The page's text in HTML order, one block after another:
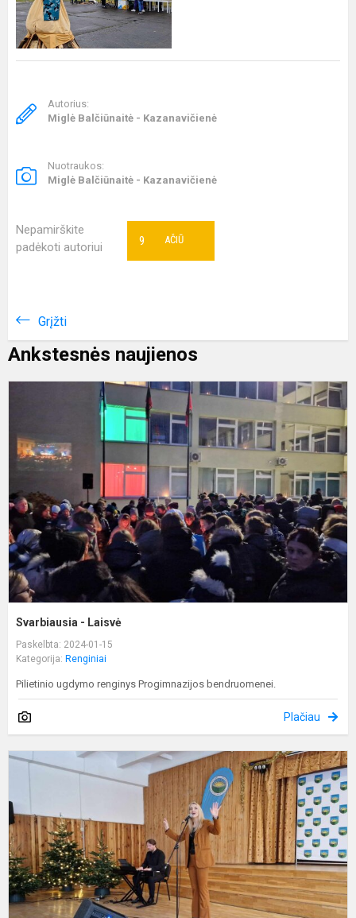
Autorius:
Miglė Balčiūnaitė - Kazanavičienė
Nuotraukos:
Miglė Balčiūnaitė - Kazanavičienė
Nepamirškite
padėkoti autoriui
AČIŪ
9
Grįžti
Ankstesnės naujienos
Svarbiausia - Laisvė
Paskelbta: 2024-01-15
Kategorija: Renginiai
Pilietinio ugdymo renginys Progimnazijos bendruomenei.
Plačiau